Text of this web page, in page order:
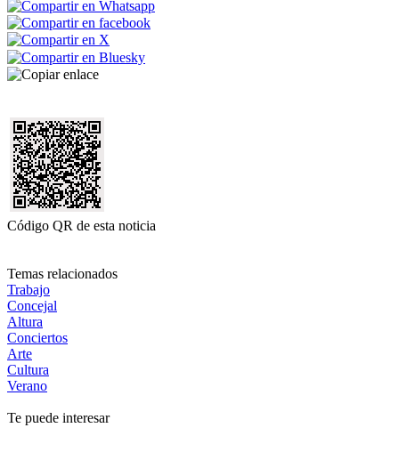
Código QR de esta noticia
Temas relacionados
Trabajo
Concejal
Altura
Conciertos
Arte
Cultura
Verano
Te puede interesar